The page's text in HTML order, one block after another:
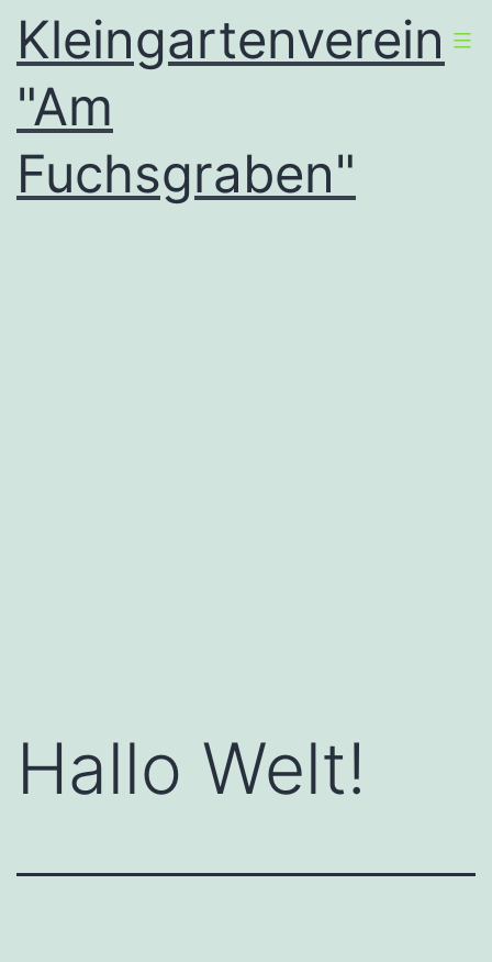
Zum
Inhalt
springen
Kleingartenverein
"Am
Fuchsgraben"
Hallo Welt!